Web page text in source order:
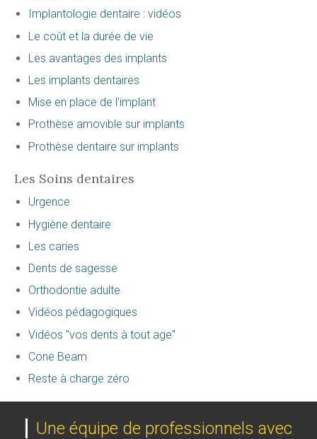
Implantologie dentaire : vidéos
Le coût et la durée de vie
Les avantages des implants
Les implants dentaires
Mise en place de l'implant
Prothèse amovible sur implants
Prothèse dentaire sur implants
Les Soins dentaires
Urgence
Hygiène dentaire
Les caries
Dents de sagesse
Orthodontie adulte
Vidéos pédagogiques
Vidéos "vos dents à tout age"
Cone Beam
Reste à charge zéro
Une équipe de professionnels avec